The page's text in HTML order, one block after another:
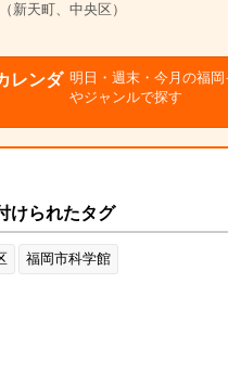
新天町、中央区）
レンダ 明日・週末・今月の福
やジャンルで探す
けられたタグ
福岡市科学館